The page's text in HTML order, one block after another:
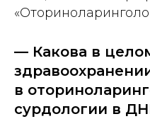
— Какова в
в
сурдологии в